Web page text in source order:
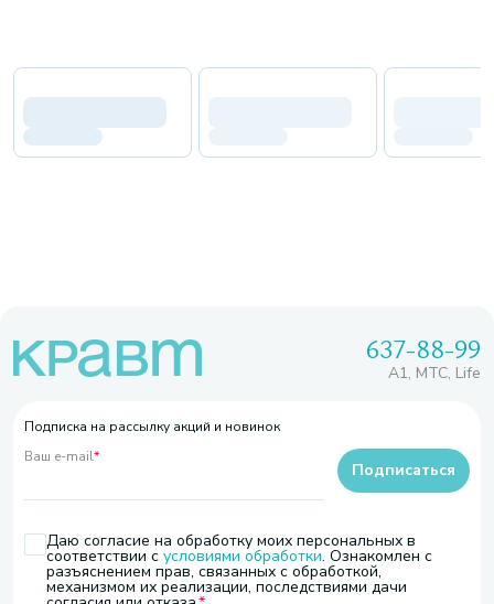
637-88-99
A1, МТС, Life
Подписка на рассылку акций и новинок
Ваш e-mail*
Даю согласие на обработку моих персональных в
соответствии с условиями обработки. Ознакомлен с
разъяснением прав, связанных с обработкой,
механизмом их реализации, последствиями дачи
Подписаться